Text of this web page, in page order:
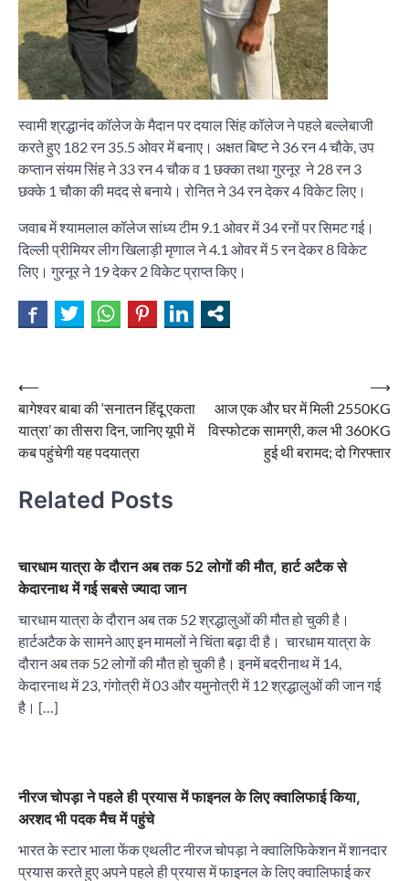
स्वामी श्रद्धानंद कॉलेज के मैदान पर दयाल सिंह कॉलेज ने पहले बल्लेबाजी
करते हुए 182 रन 35.5 ओवर में बनाए। अक्षत बिष्ट ने 36 रन 4 चौके, उप
कप्तान संयम सिंह ने 33 रन 4 चौक व 1 छक्का तथा गुरनूर ने 28 रन 3
छक्के 1 चौका की मदद से बनाये। रोनित ने 34 रन देकर 4 विकेट लिए।
जवाब में श्यामलाल कॉलेज सांध्य टीम 9.1 ओवर में 34 रनों पर सिमट गई।
दिल्ली प्रीमियर लीग खिलाड़ी मृणाल ने 4.1 ओवर में 5 रन देकर 8 विकेट
लिए। गुरनूर ने 19 देकर 2 विकेट प्राप्त किए।
Post
navigation
⟵
बागेश्वर बाबा की ‘सनातन हिंदू एकता
यात्रा’ का तीसरा दिन, जानिए यूपी में
कब पहुंचेगी यह पदयात्रा
आज एक और घर में मिली 2550KG
विस्फोटक सामग्री, कल भी 360KG
हुई थी बरामद; दो गिरफ्तार
⟶
Related Posts
चारधाम यात्रा के दौरान अब तक 52 लोगों की मौत, हार्ट अटैक से
केदारनाथ में गई सबसे ज्यादा जान
चारधाम यात्रा के दौरान अब तक 52 श्रद्धालुओं की मौत हो चुकी है।
हार्टअटैक के सामने आए इन मामलों ने चिंता बढ़ा दी है। चारधाम यात्रा के
दौरान अब तक 52 लोगों की मौत हो चुकी है। इनमें बदरीनाथ में 14,
केदारनाथ में 23, गंगोत्री में 03 और यमुनोत्री में 12 श्रद्धालुओं की जान गई
है। […]
नीरज चोपड़ा ने पहले ही प्रयास में फाइनल के लिए क्वालिफाई किया,
अरशद भी पदक मैच में पहुंचे
भारत के स्टार भाला फेंक एथलीट नीरज चोपड़ा ने क्वालिफिकेशन में शानदार
प्रयास करते हुए अपने पहले ही प्रयास में फाइनल के लिए क्वालिफाई कर